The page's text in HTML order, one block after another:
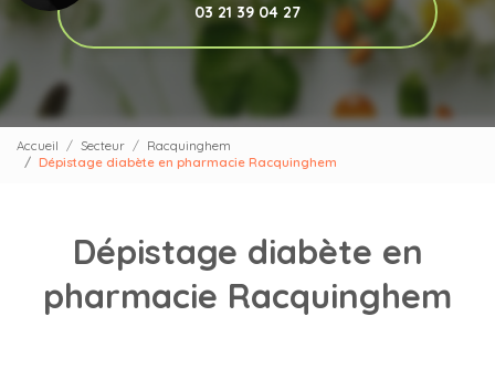
03 21 39 04 27
Voir le certificat
Accueil Secteur
Racquinghem
Dépistage diabète en pharmacie Racquinghem
Dépistage diabète en
pharmacie Racquinghem